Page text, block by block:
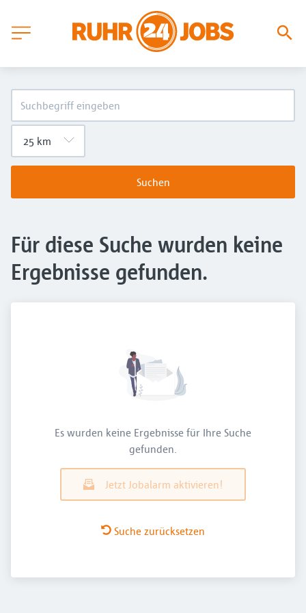
Suchen
Für diese Suche wurden keine
Ergebnisse gefunden.
Es wurden keine Ergebnisse für Ihre Suche
gefunden.
Jetzt Jobalarm aktivieren!
Suche zurücksetzen